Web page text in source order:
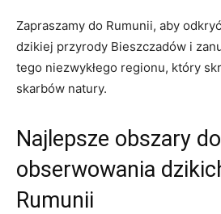
Zapraszamy do Rumunii, aby
dzikiej przyrody Bieszczadów i
tego niezwykłego regionu, który
skarbów natury.
Najlepsze obszary do
obserwowania
Rumunii